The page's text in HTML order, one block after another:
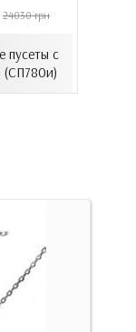
24030 грн
пусеты с
(СП780и)